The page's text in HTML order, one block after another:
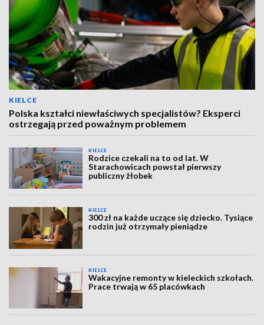
KIELCE
Polska kształci niewłaściwych specjalistów? Eksperci
ostrzegają przed poważnym problemem
KIELCE
Rodzice czekali na to od lat. W
Starachowicach powstał pierwszy
publiczny żłobek
KIELCE
300 zł na każde uczące się dziecko. Tysiące
rodzin już otrzymały pieniądze
KIELCE
Wakacyjne remonty w kieleckich szkołach.
Prace trwają w 65 placówkach